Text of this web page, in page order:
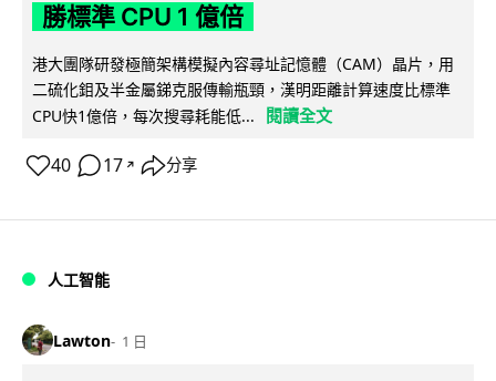
勝標準 CPU 1 億倍
港大團隊研發極簡架構模擬內容尋址記憶體（CAM）晶片，用
二硫化鉬及半金屬銻克服傳輸瓶頸，漢明距離計算速度比標準
CPU快1億倍，每次搜尋耗能低...
閱讀全文
40 17 ↗ 分享
人工智能
Lawton 1 日